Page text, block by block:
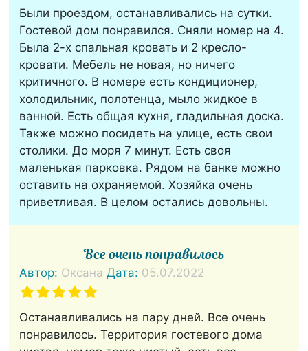
Были проездом, останавливались на сутки.
Гостевой дом понравился. Сняли номер на 4.
Была 2-х спальная кровать и 2 кресло-
кровати. Мебель не новая, но ничего
критичного. В номере есть кондиционер,
холодильник, полотенца, мыло жидкое в
ванной. Есть общая кухня, гладильная доска.
Также можно посидеть на улице, есть свои
столики. До моря 7 минут. Есть своя
маленькая парковка. Рядом на банке можно
оставить на охраняемой. Хозяйка очень
приветливая. В целом остались довольны.
Все очень понравилось
Автор: Оксана Дата: 05.07.2022
Останавливались на пару дней. Все очень
понравилось. Территория гостевого дома